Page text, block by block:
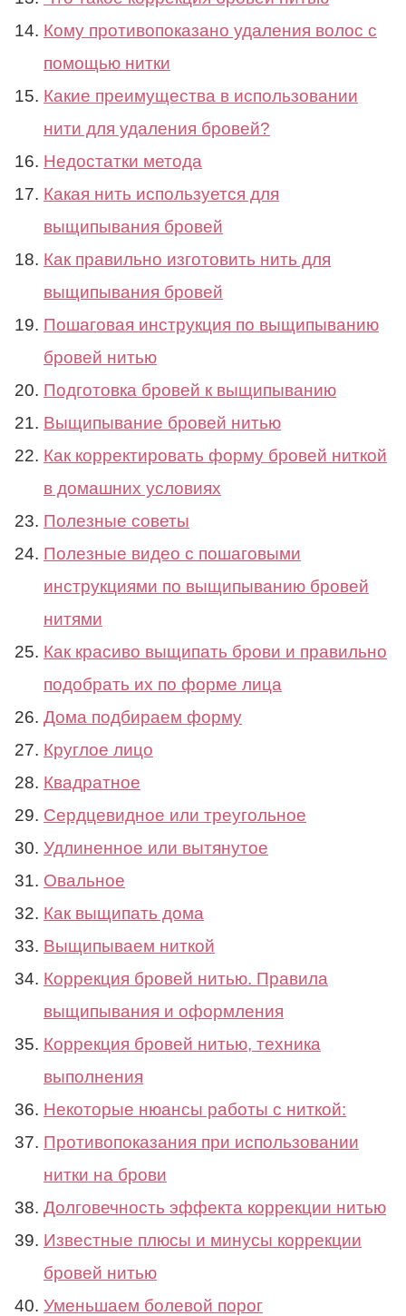
Кому противопоказано удаления волос с
помощью нитки
Какие преимущества в использовании
нити для удаления бровей?
Недостатки метода
Какая нить используется для
выщипывания бровей
Как правильно изготовить нить для
выщипывания бровей
Пошаговая инструкция по выщипыванию
бровей нитью
Подготовка бровей к выщипыванию
Выщипывание бровей нитью
Как корректировать форму бровей ниткой
в домашних условиях
Полезные советы
Полезные видео с пошаговыми
инструкциями по выщипыванию бровей
нитями
Как красиво выщипать брови и правильно
подобрать их по форме лица
Дома подбираем форму
Круглое лицо
Квадратное
Сердцевидное или треугольное
Удлиненное или вытянутое
Овальное
Как выщипать дома
Выщипываем ниткой
Коррекция бровей нитью. Правила
выщипывания и оформления
Коррекция бровей нитью, техника
выполнения
Некоторые нюансы работы с ниткой:
Противопоказания при использовании
нитки на брови
Долговечность эффекта коррекции нитью
Известные плюсы и минусы коррекции
бровей нитью
Уменьшаем болевой порог